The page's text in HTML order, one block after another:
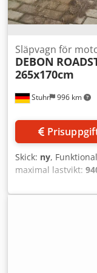
Stuhr 996 km
Släpvagn för
DEBON
265x170cm
Skick: ny,
maximal lastvikt:
,
1300KG
Bak finns en liten